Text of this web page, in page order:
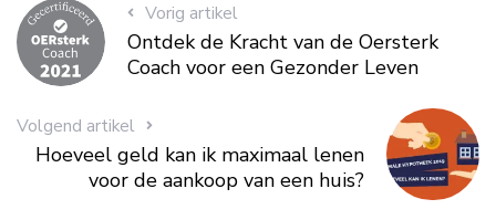
Vorig artikel
Ontdek de Kracht van de Oersterk
Coach voor een Gezonder Leven
Volgend artikel
Hoeveel geld kan ik maximaal lenen
voor de aankoop van een huis?